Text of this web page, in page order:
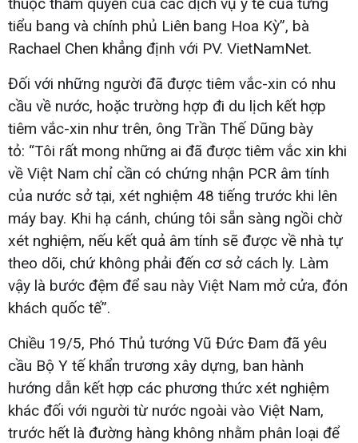
tiểu bang và chính phủ Liên bang Hoa Kỳ”, bà
Rachael Chen khẳng định với PV. VietNamNet.
Đối với những người đã được tiêm vắc-xin có nhu
cầu về nước, hoặc trường hợp đi du lịch kết hợp
tiêm vắc-xin như trên, ông Trần Thế Dũng bày
tỏ: “Tôi rất mong những ai đã được tiêm vắc xin khi
về Việt Nam chỉ cần có chứng nhận PCR âm tính
của nước sở tại, xét nghiệm 48 tiếng trước khi lên
máy bay. Khi hạ cánh, chúng tôi sẵn sàng ngồi chờ
xét nghiệm, nếu kết quả âm tính sẽ được về nhà tự
theo dõi, chứ không phải đến cơ sở cách ly. Làm
vậy là bước đệm để sau này Việt Nam mở cửa, đón
khách quốc tế”.
Chiều 19/5, Phó Thủ tướng Vũ Đức Đam đã yêu
cầu Bộ Y tế khẩn trương xây dựng, ban hành
hướng dẫn kết hợp các phương thức xét nghiệm
khác đối với người từ nước ngoài vào Việt Nam,
trước hết là đường hàng không nhằm phân loại để